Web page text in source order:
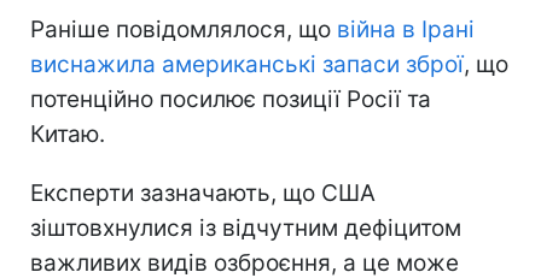
Раніше повідомлялося, що війна в Ірані
виснажила американські запаси зброї, що
потенційно посилює позиції Росії та
Китаю.
Експерти зазначають, що США
зіштовхнулися із відчутним дефіцитом
важливих видів озброєння, а це може